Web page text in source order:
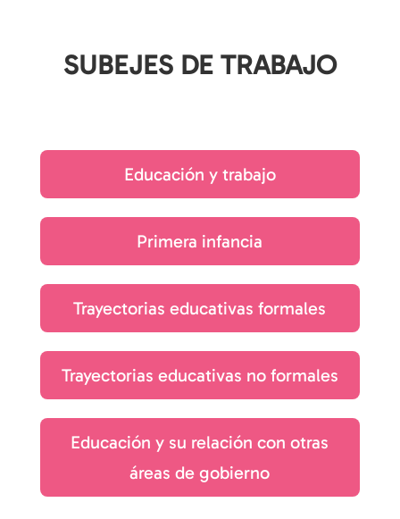
SUBEJES DE TRABAJO
Educación y trabajo
Primera infancia
Trayectorias educativas formales
Trayectorias educativas no formales
Educación y su relación con otras
áreas de gobierno